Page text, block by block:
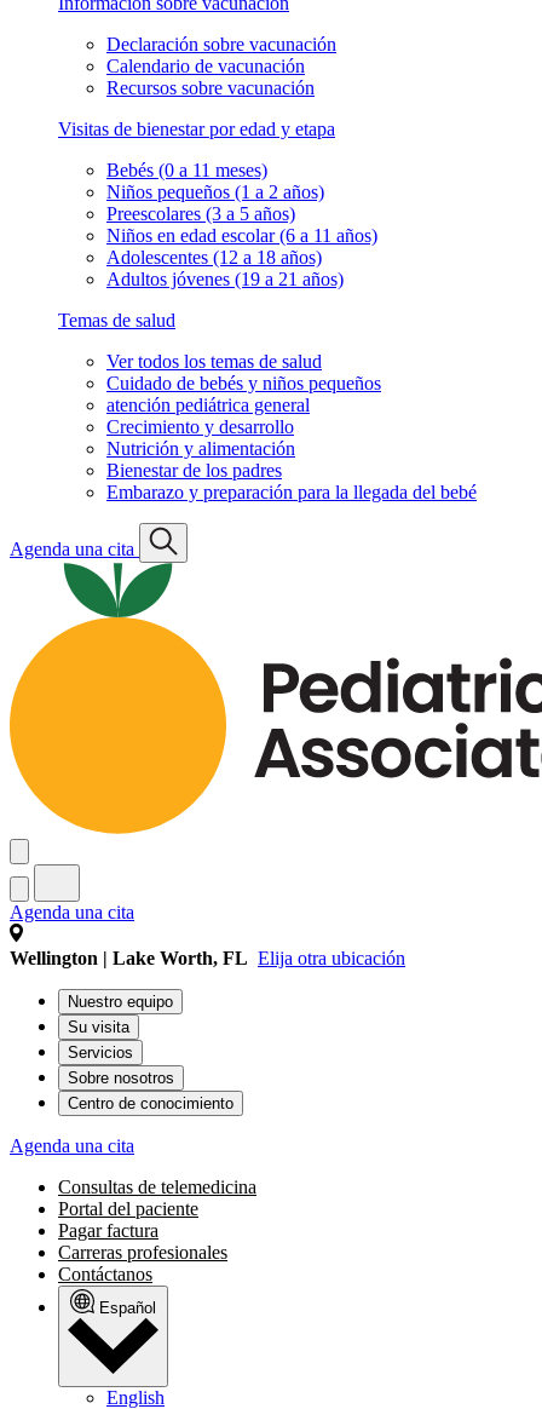
Declaración sobre vacunación
Calendario de vacunación
Recursos sobre vacunación
Visitas de bienestar por edad y etapa
Bebés (0 a 11 meses)
Niños pequeños (1 a 2 años)
Preescolares (3 a 5 años)
Niños en edad escolar (6 a 11 años)
Adolescentes (12 a 18 años)
Adultos jóvenes (19 a 21 años)
Temas de salud
Ver todos los temas de salud
Cuidado de bebés y niños pequeños
atención pediátrica general
Crecimiento y desarrollo
Nutrición y alimentación
Bienestar de los padres
Embarazo y preparación para la llegada del bebé
Agenda una cita
Agenda una cita
Wellington | Lake Worth, FL Elija otra ubicación
Nuestro equipo
Su visita
Servicios
Sobre nosotros
Centro de conocimiento
Agenda una cita
Consultas de telemedicina
Portal del paciente
Pagar factura
Carreras profesionales
Contáctanos
Español
English